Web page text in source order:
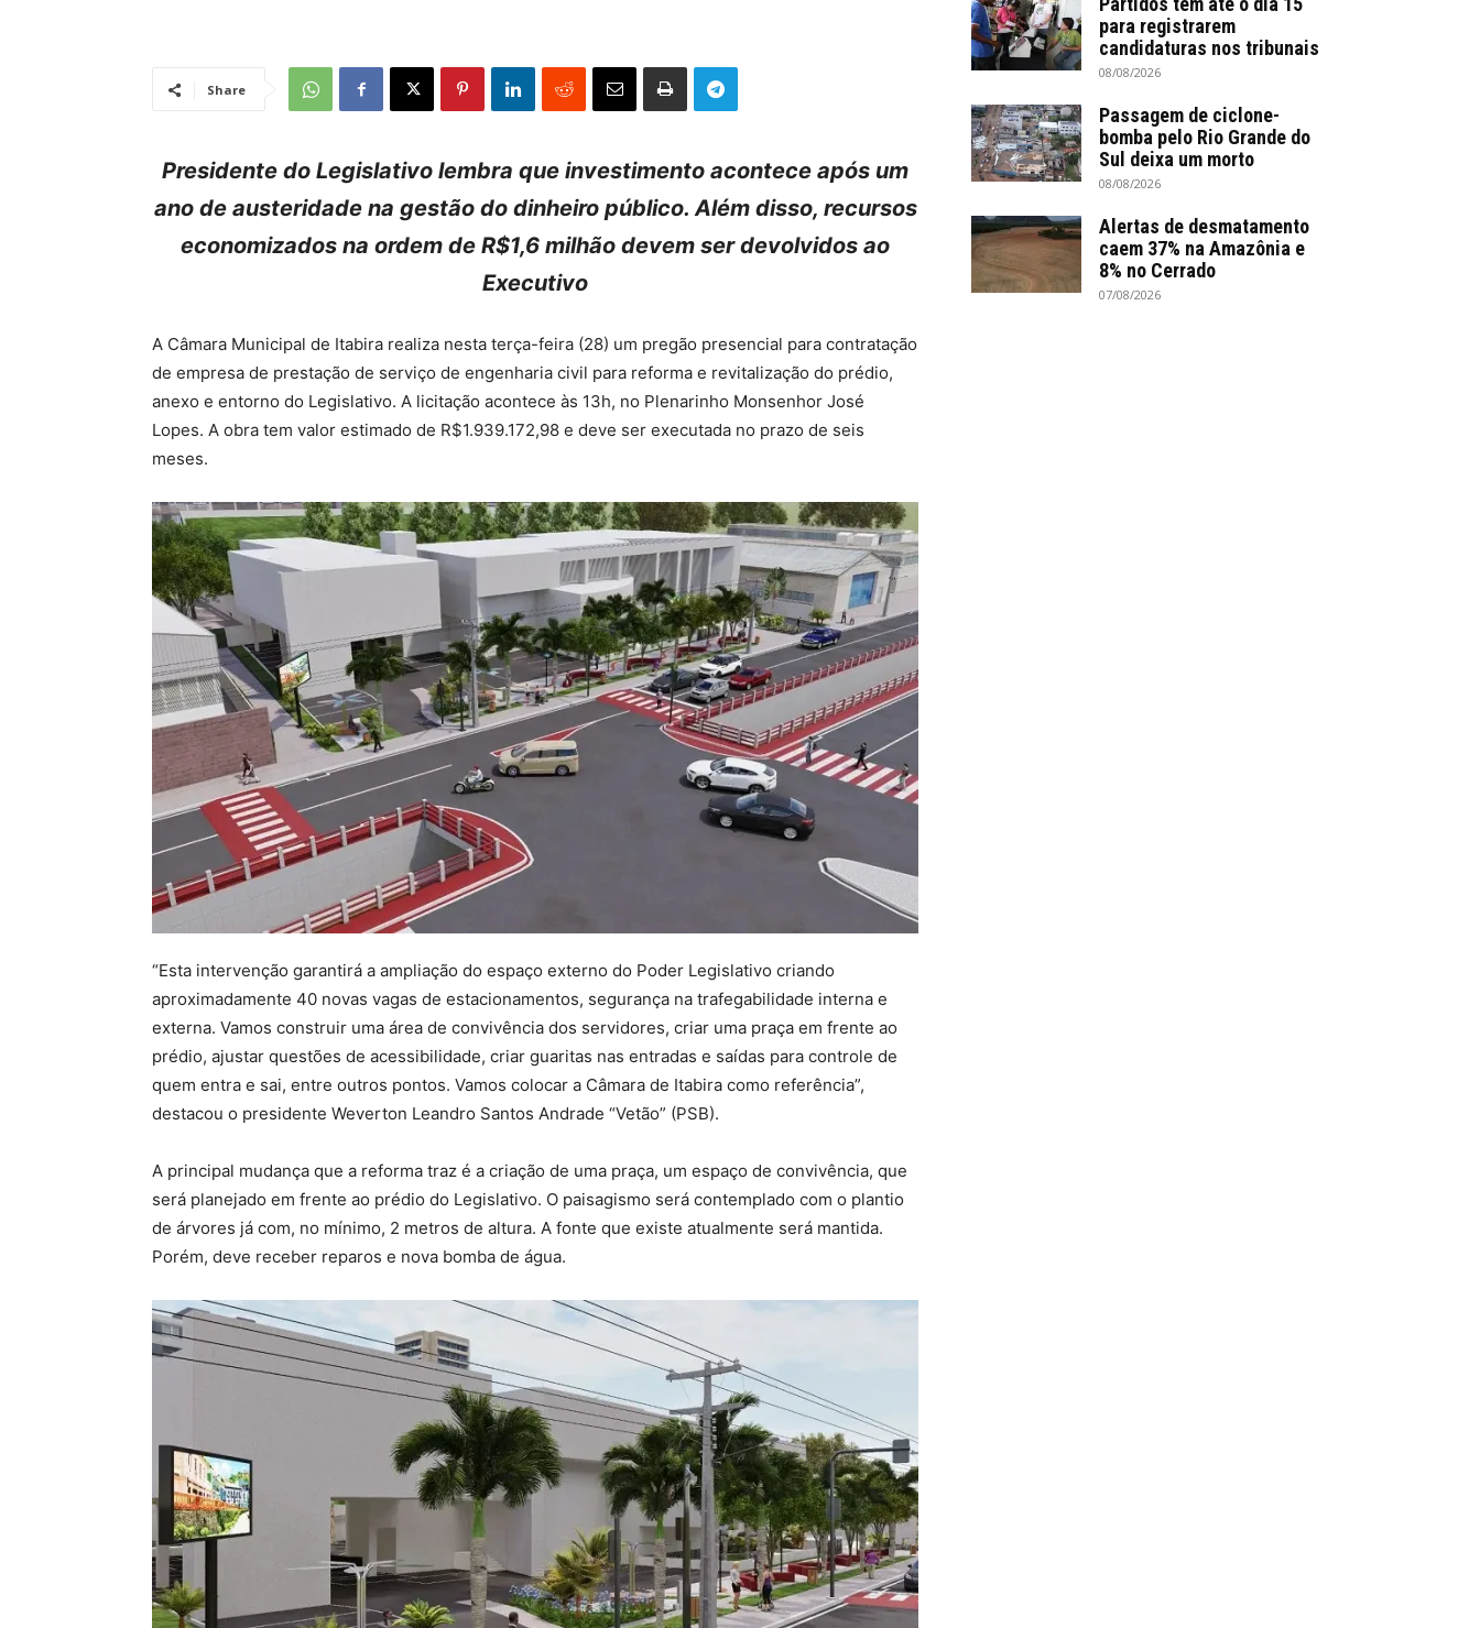
Share
Presidente do Legislativo lembra que investimento acontece após um
ano de austeridade na gestão do dinheiro público. Além disso, recursos
economizados na ordem de R$1,6 milhão devem ser devolvidos ao
Executivo
A Câmara Municipal de Itabira realiza nesta terça-feira (28) um pregão presencial para contratação
de empresa de prestação de serviço de engenharia civil para reforma e revitalização do prédio,
anexo e entorno do Legislativo. A licitação acontece às 13h, no Plenarinho Monsenhor José
Lopes. A obra tem valor estimado de R$1.939.172,98 e deve ser executada no prazo de seis
meses.
“Esta intervenção garantirá a ampliação do espaço externo do Poder Legislativo criando
aproximadamente 40 novas vagas de estacionamentos, segurança na trafegabilidade interna e
externa. Vamos construir uma área de convivência dos servidores, criar uma praça em frente ao
prédio, ajustar questões de acessibilidade, criar guaritas nas entradas e saídas para controle de
quem entra e sai, entre outros pontos. Vamos colocar a Câmara de Itabira como referência”,
destacou o presidente Weverton Leandro Santos Andrade “Vetão” (PSB).
A principal mudança que a reforma traz é a criação de uma praça, um espaço de convivência, que
será planejado em frente ao prédio do Legislativo. O paisagismo será contemplado com o plantio
de árvores já com, no mínimo, 2 metros de altura. A fonte que existe atualmente será mantida.
Porém, deve receber reparos e nova bomba de água.
para registrarem
candidaturas nos tribunais
08/08/2026
Passagem de ciclone-
bomba pelo Rio Grande do
Sul deixa um morto
08/08/2026
Alertas de desmatamento
caem 37% na Amazônia e
8% no Cerrado
07/08/2026